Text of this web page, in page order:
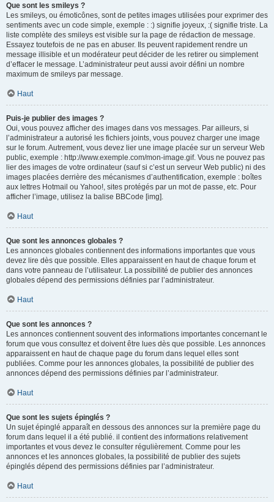
Que sont les smileys ?
Les smileys, ou émoticônes, sont de petites images utilisées pour exprimer des
sentiments avec un code simple, exemple : :) signifie joyeux, :( signifie triste. La
liste complète des smileys est visible sur la page de rédaction de message.
Essayez toutefois de ne pas en abuser. Ils peuvent rapidement rendre un
message illisible et un modérateur peut décider de les retirer ou simplement
d’effacer le message. L’administrateur peut aussi avoir défini un nombre
maximum de smileys par message.
Haut
Puis-je publier des images ?
Oui, vous pouvez afficher des images dans vos messages. Par ailleurs, si
l’administrateur a autorisé les fichiers joints, vous pouvez charger une image
sur le forum. Autrement, vous devez lier une image placée sur un serveur Web
public, exemple : http://www.exemple.com/mon-image.gif. Vous ne pouvez pas
lier des images de votre ordinateur (sauf si c’est un serveur Web public) ni des
images placées derrière des mécanismes d’authentification, exemple : boîtes
aux lettres Hotmail ou Yahoo!, sites protégés par un mot de passe, etc. Pour
afficher l’image, utilisez la balise BBCode [img].
Haut
Que sont les annonces globales ?
Les annonces globales contiennent des informations importantes que vous
devez lire dès que possible. Elles apparaissent en haut de chaque forum et
dans votre panneau de l’utilisateur. La possibilité de publier des annonces
globales dépend des permissions définies par l’administrateur.
Haut
Que sont les annonces ?
Les annonces contiennent souvent des informations importantes concernant le
forum que vous consultez et doivent être lues dès que possible. Les annonces
apparaissent en haut de chaque page du forum dans lequel elles sont
publiées. Comme pour les annonces globales, la possibilité de publier des
annonces dépend des permissions définies par l’administrateur.
Haut
Que sont les sujets épinglés ?
Un sujet épinglé apparaît en dessous des annonces sur la première page du
forum dans lequel il a été publié. il contient des informations relativement
importantes et vous devez le consulter régulièrement. Comme pour les
annonces et les annonces globales, la possibilité de publier des sujets
épinglés dépend des permissions définies par l’administrateur.
Haut